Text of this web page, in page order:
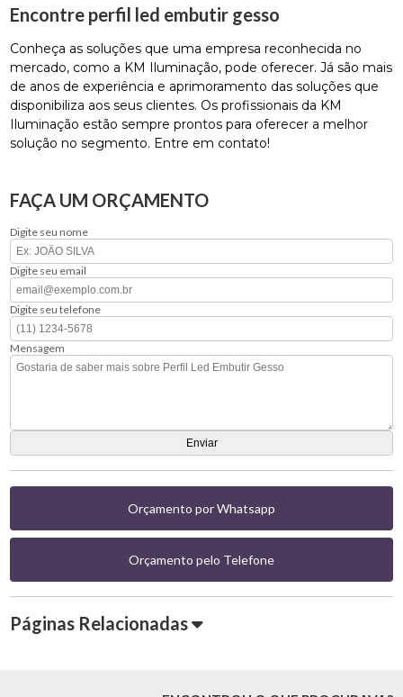
Encontre perfil led embutir gesso
Conheça as soluções que uma empresa reconhecida no
mercado, como a KM Iluminação, pode oferecer. Já são mais
de anos de experiência e aprimoramento das soluções que
disponibiliza aos seus clientes. Os profissionais da KM
Iluminação estão sempre prontos para oferecer a melhor
solução no segmento. Entre em contato!
FAÇA UM ORÇAMENTO
Digite seu nome
Digite seu email
Digite seu telefone
Mensagem
Orçamento por Whatsapp
Orçamento pelo Telefone
Páginas Relacionadas